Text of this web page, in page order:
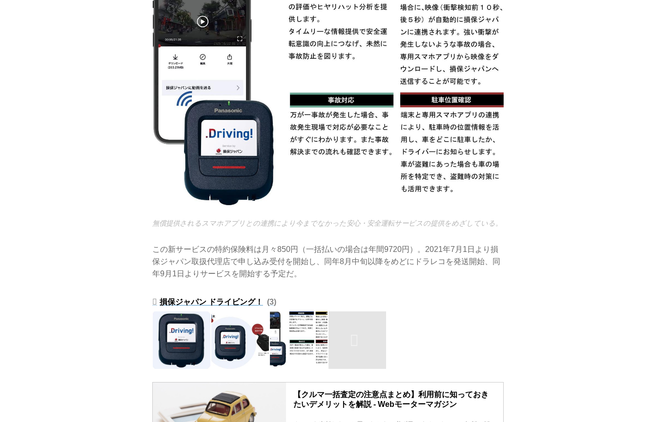
無償提供されるスマホアプリとの連携により今までなかった安心・安全運転サービスの提供をめざしている。
この新サービスの特約保険料は月々850円（一括払いの場合は年間9720円）。2021年7月1日より損
保ジャパン取扱代理店で申し込み受付を開始し、同年8月中旬以降をめどにドラレコを発送開始、同
年9月1日よりサービスを開始する予定だ。
損保ジャパン ドライビング！ 3
【クルマ一括査定の注意点まとめ】利用前に知っておき
たいデメリットを解説 - Webモーターマガジン